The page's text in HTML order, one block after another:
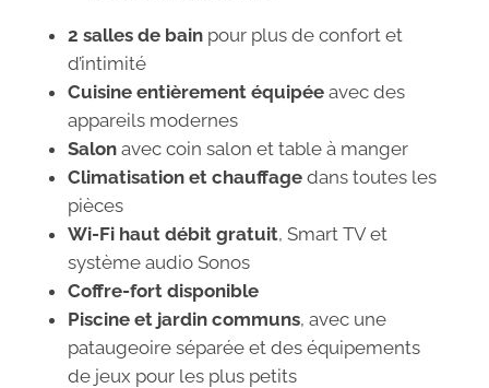
2 salles de bainpour plus de confort et
d’intimité
Cuisine entièrement équipéeavec des
appareils modernes
Salonavec coin salon et table à manger
Climatisation et chauffagedans toutes les
pièces
Wi-Fi haut débit gratuit, Smart TV et
système audio Sonos
Coffre-fort disponible
Piscine et jardin communs, avec une
pataugeoire séparée et des équipements
de jeux pour les plus petits